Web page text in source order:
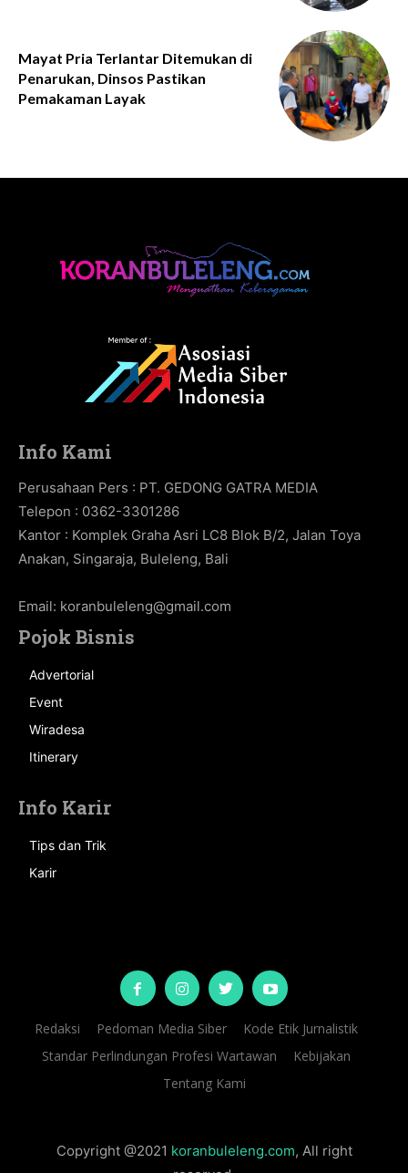
Mayat Pria Terlantar Ditemukan di
Penarukan, Dinsos Pastikan
Pemakaman Layak
Info Kami
Perusahaan Pers : PT. GEDONG GATRA MEDIA
Telepon : 0362-3301286
Kantor : Komplek Graha Asri LC8 Blok B/2, Jalan Toya
Anakan, Singaraja, Buleleng, Bali
Email: koranbuleleng@gmail.com
Pojok Bisnis
Advertorial
Event
Wiradesa
Itinerary
Info Karir
Tips dan Trik
Karir
Redaksi Pedoman Media Siber
Kode Etik Jurnalistik
Standar Perlindungan Profesi Wartawan
Kebijakan
Tentang Kami
Copyright @2021 koranbuleleng.com, All right